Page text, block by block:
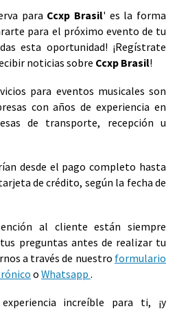
para Ccxp Brasil' es la forma
para el próximo evento de tu
esta oportunidad! ¡Regístrate
noticias sobre Ccxp Brasil!
para eventos musicales son
con años de experiencia en
de transporte, recepción u
desde el pago completo hasta
de crédito, según la fecha de
al cliente están siempre
preguntas antes de realizar tu
a través de nuestro formulario
o Whatsapp .
increíble para ti, ¡y